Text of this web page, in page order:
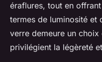
éraflures, tout en
termes de luminosité et
verre demeure un
privilégient la légèreté